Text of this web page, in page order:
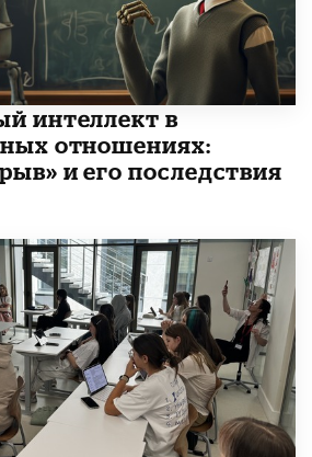
интеллект в
отношениях:
и его последствия